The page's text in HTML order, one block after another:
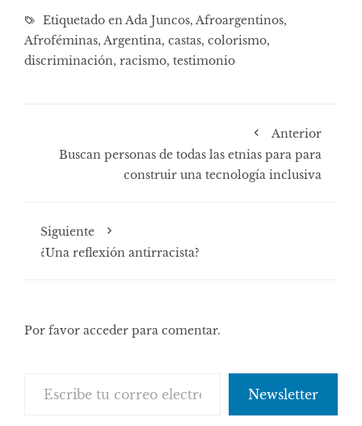
Etiquetado enAda Juncos, Afroargentinos,
Afroféminas, Argentina, castas, colorismo,
discriminación, racismo, testimonio
Anterior
Buscan personas de todas las etnias para para
construir una tecnología inclusiva
Siguiente
¿Una reflexión antirracista?
Por favor acceder para comentar.
Newsletter